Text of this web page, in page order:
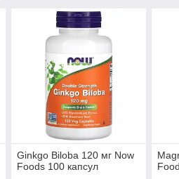
Ginkgo Biloba 120 мг Now
Foods 100 капсул